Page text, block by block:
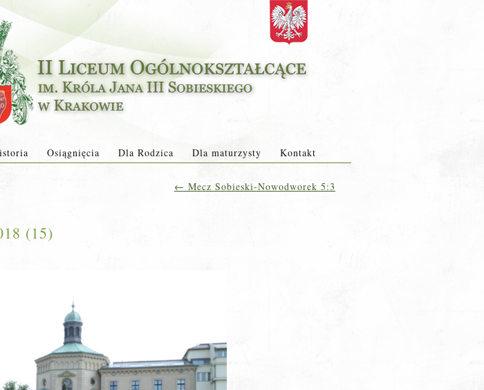
Osiągnięcia Dla Rodzica Dla maturzysty Kontakt
← Mecz Sobieski-Nowodworek 5:3
(15)